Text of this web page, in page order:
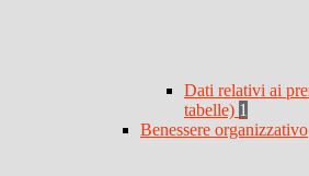
Dati relativi ai
tabelle) 1
Benessere organizzativo